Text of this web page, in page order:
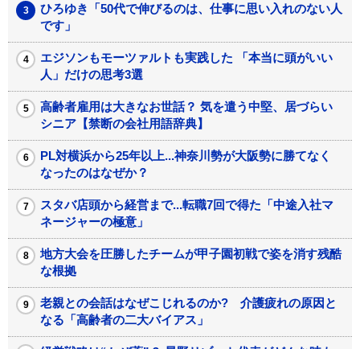
ひろゆき「50代で伸びるのは、仕事に思い入れのない人
です」
エジソンもモーツァルトも実践した 「本当に頭がいい
人」だけの思考3選
高齢者雇用は大きなお世話？ 気を遣う中堅、居づらい
シニア【禁断の会社用語辞典】
PL対横浜から25年以上...神奈川勢が大阪勢に勝てなく
なったのはなぜか？
スタバ店頭から経営まで...転職7回で得た「中途入社マ
ネージャーの極意」
地方大会を圧勝したチームが甲子園初戦で姿を消す残酷
な根拠
老親との会話はなぜこじれるのか? 介護疲れの原因と
なる「高齢者の二大バイアス」